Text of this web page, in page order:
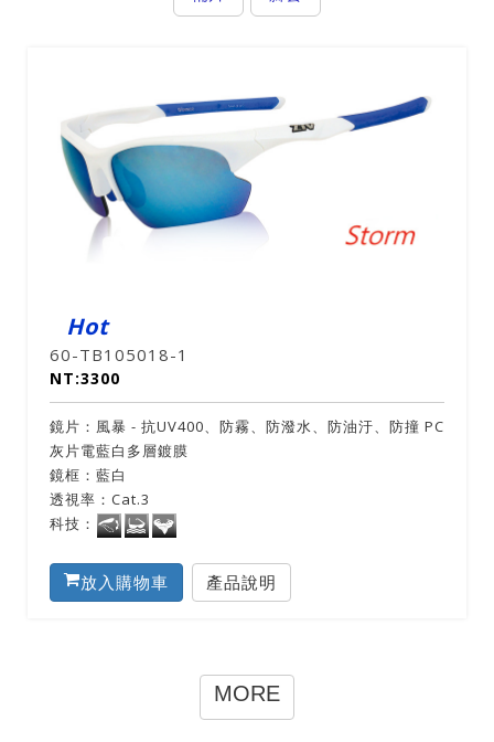
Hot
60-TB105018-1
NT:3300
鏡片：風暴 - 抗UV400、防霧、防潑水、防油汙、防撞 PC
灰片電藍白多層鍍膜
鏡框：藍白
透視率：Cat.3
科技：
放入購物車 產品說明
MORE